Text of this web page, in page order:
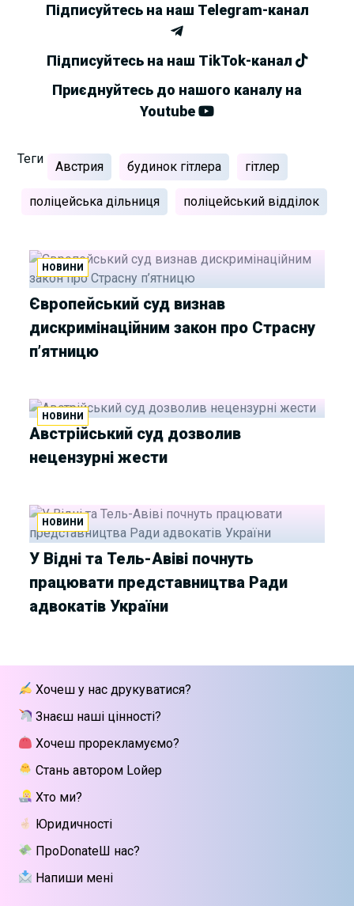
Підписуйтесь на наш Telegram-канал
Підписуйтесь на наш TikTok-канал
Приєднуйтесь до нашого каналу на
Youtube
Теги
Австрия будинок гітлера гітлер
поліцейська дільниця поліцейський відділок
НОВИНИ
Європейський суд визнав
дискримінаційним закон про Страсну
п’ятницю
НОВИНИ
Австрійський суд дозволив
нецензурні жести
НОВИНИ
У Відні та Тель-Авіві почнуть
працювати представництва Ради
адвокатів України
Хочеш у нас друкуватися?
Знаєш наші цінності?
Хочеш прорекламуємо?
Стань автором Lойер
Хто ми?
Юридичності
ПроDonateШ нас?
Напиши мені